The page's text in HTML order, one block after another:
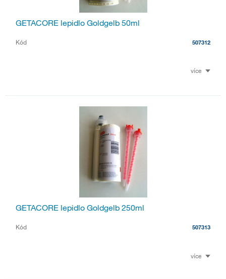
GETACORE lepidlo Goldgelb 50ml
Kód 507312
více
GETACORE lepidlo Goldgelb 250ml
Kód 507313
více